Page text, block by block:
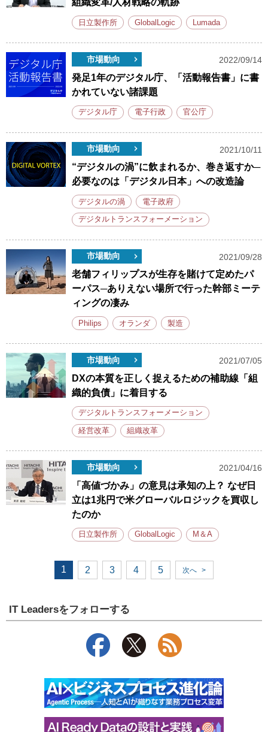
組織変革/人材戦略の軌跡
日立製作所 GlobalLogic Lumada
市場動向 2022/09/14
発足1年のデジタル庁、「活動報告書」に書
かれていない諸課題
デジタル庁 電子行政 官公庁
市場動向 2021/10/11
“デジタルの渦”に飲まれるか、巻き返すか─
必要なのは「デジタル日本」への改造論
デジタルの渦 電子政府
デジタルトランスフォーメーション
市場動向 2021/09/28
老舗フィリップスが生存を賭けて定めたパ
ーパス─ありえない場所で行った幹部ミーテ
ィングの凄み
Philips オランダ 製造
市場動向 2021/07/05
DXの本質を正しく捉えるための補助線「組
織的負債」に着目する
デジタルトランスフォーメーション
経営改革 組織改革
市場動向 2021/04/16
「高値づかみ」の意見は承知の上？ なぜ日
立は1兆円で米グローバルロジックを買収し
たのか
日立製作所 GlobalLogic M＆A
1 2 3 4 5 次へ >
IT Leadersをフォローする